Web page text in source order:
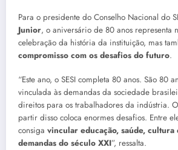
Para o presidente do Conselho Nacional do
Junior, o aniversário de 80 anos representa
celebração da história da instituição, mas
compromisso com os desafios do futuro.
“Este ano, o SESI completa 80 anos. São 80
vinculada às demandas da sociedade
direitos para os trabalhadores da indústria.
partir disso coloca enormes desafios. Entre
consiga vincular educação, saúde, cultura
demandas do século XXI”, ressalta.